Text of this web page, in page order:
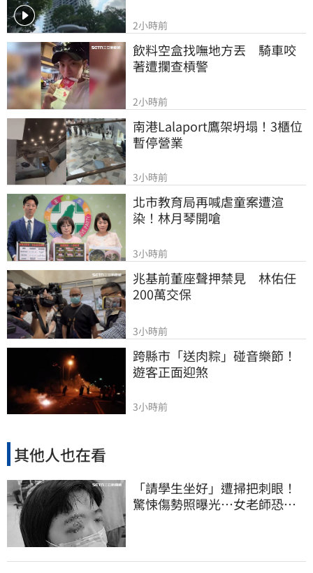
2小時前
飲料空盒找嘸地方丟　騎車咬
著遭攔查槓警
2小時前
南港Lalaport鷹架坍塌！3櫃位
暫停營業
3小時前
北市教育局再喊虐童案遭渲
染！林月琴開嗆
3小時前
兆基前董座聲押禁見　林佑任
200萬交保
3小時前
跨縣市「送肉粽」碰音樂節！
遊客正面迎煞
3小時前
其他人也在看
「請學生坐好」遭掃把刺眼！
驚悚傷勢照曝光…女老師恐失